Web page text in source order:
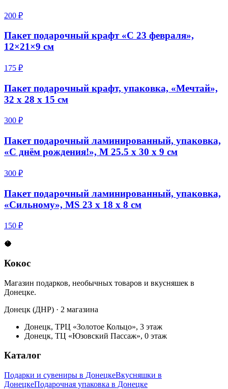
200 ₽
Пакет подарочный крафт «С 23 февраля»,
12×21×9 см
175 ₽
Пакет подарочный крафт, упаковка, «Мечтай»,
32 х 28 х 15 см
300 ₽
Пакет подарочный ламинированный, упаковка,
«С днём рождения!», M 25.5 х 30 х 9 см
300 ₽
Пакет подарочный ламинированный, упаковка,
«Сильному», MS 23 х 18 х 8 см
150 ₽
🥥
Кокос
Магазин подарков, необычных товаров и вкусняшек в
Донецке.
Донецк (ДНР) · 2 магазина
Донецк, ТРЦ «Золотое Кольцо», 3 этаж
Донецк, ТЦ «Юзовский Пассаж», 0 этаж
Каталог
Подарки и сувениры в ДонецкеВкусняшки в
ДонецкеПодарочная упаковка в Донецке